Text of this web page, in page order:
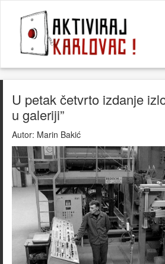
U petak četvrto izdanje
u galeriji”
Autor: Marin Bakić